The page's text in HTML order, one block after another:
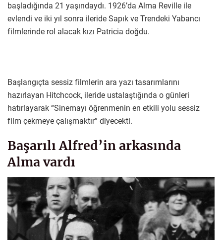
başladığında 21 yaşındaydı. 1926’da Alma Reville ile
evlendi ve iki yıl sonra ileride Sapık ve Trendeki Yabancı
filmlerinde rol alacak kızı Patricia doğdu.
Başlangıçta sessiz filmlerin ara yazı tasarımlarını
hazırlayan Hitchcock, ileride ustalaştığında o günleri
hatırlayarak “Sinemayı öğrenmenin en etkili yolu sessiz
film çekmeye çalışmaktır” diyecekti.
Başarılı Alfred’in arkasında
Alma vardı